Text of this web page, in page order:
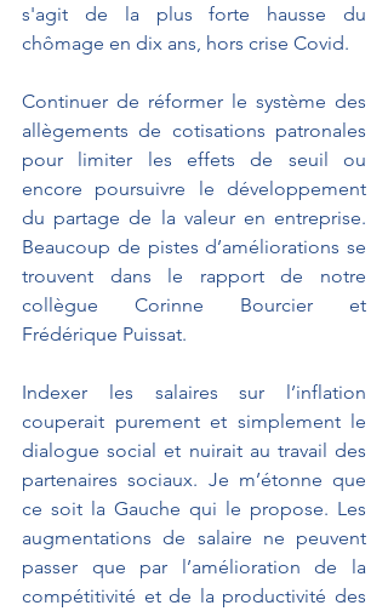
s'agit de la plus forte hausse du
chômage en dix ans, hors crise Covid.
Continuer de réformer le système des
allègements de cotisations patronales
pour limiter les effets de seuil ou
encore poursuivre le développement
du partage de la valeur en entreprise.
Beaucoup de pistes d’améliorations se
trouvent dans le rapport de notre
collègue Corinne Bourcier et
Frédérique Puissat.
Indexer les salaires sur l’inflation
couperait purement et simplement le
dialogue social et nuirait au travail des
partenaires sociaux. Je m’étonne que
ce soit la Gauche qui le propose. Les
augmentations de salaire ne peuvent
passer que par l’amélioration de la
compétitivité et de la productivité des